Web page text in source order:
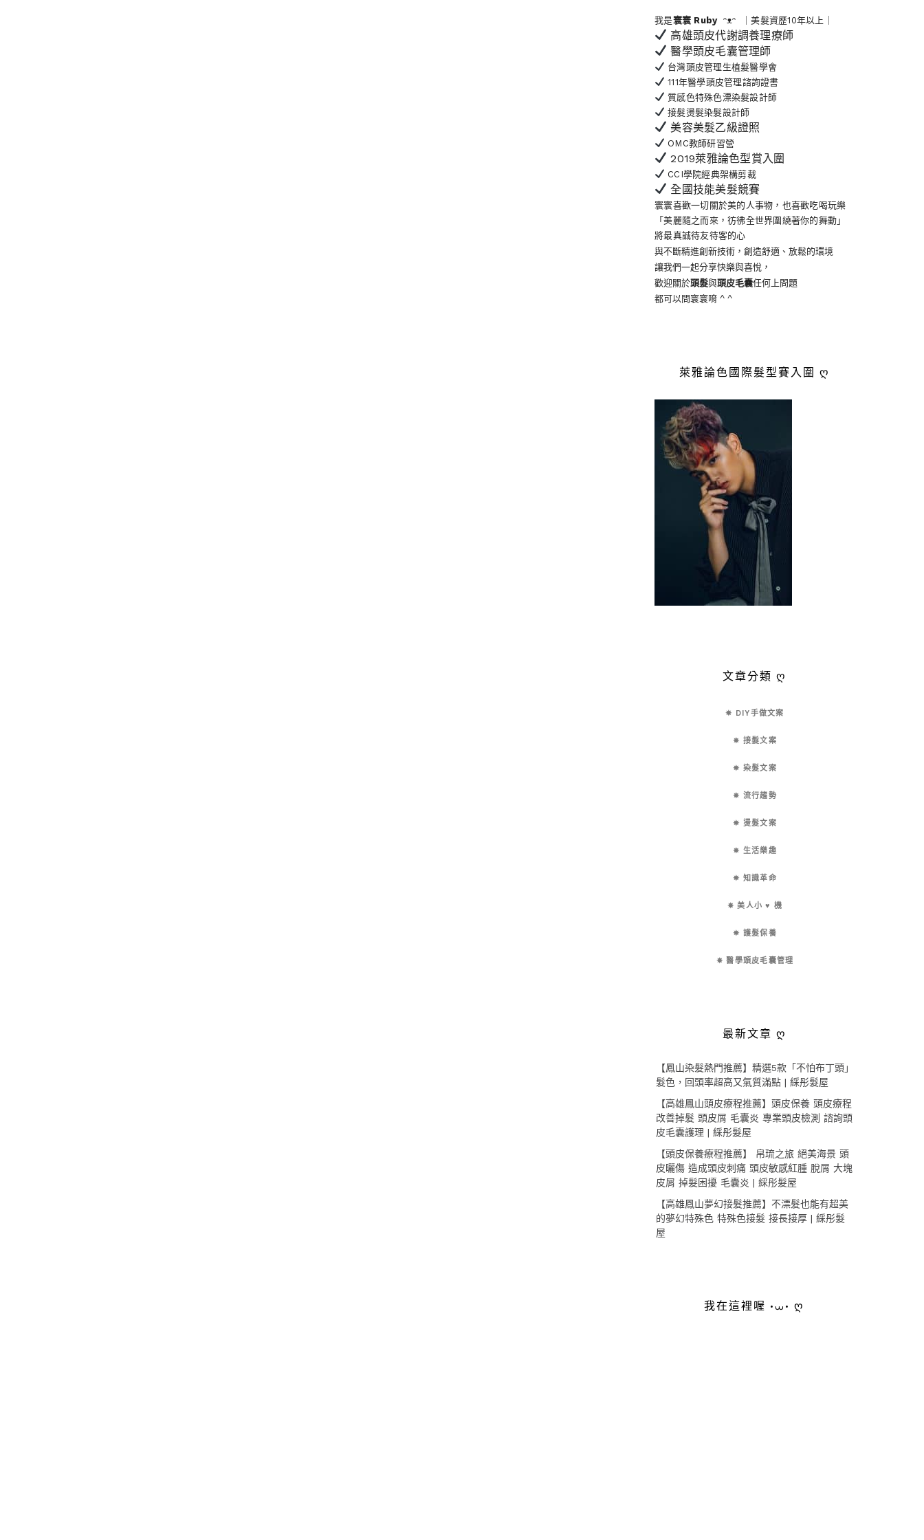
我是寰寰 Ruby ᵔᴥᵔ ｜美髮資歷10年以上｜
高雄頭皮代謝調養理療師
醫學頭皮毛囊管理師
台灣頭皮管理生植髮醫學會
111年醫學頭皮管理諮詢證書
質感色特殊色漂染髮設計師
接髮燙髮染髮設計師
美容美髮乙級證照
OMC教師研習營
2019萊雅論色型賞入圍
CCI學院經典架構剪裁
全國技能美髮競賽
寰寰喜歡一切關於美的人事物 ，也喜歡吃喝玩樂
「美麗隨之而來，彷彿全世界圍繞著你的舞動」
將最真誠待友待客的心
與不斷精進創新技術，創造舒適、放鬆的環境
讓我們一起分享快樂與喜悅，
歡迎關於頭髮與頭皮毛囊任何上問題
都可以問寰寰唷 ^ ^
萊雅論色國際髮型賽入圍 ღ
文章分類 ღ
✵ DIY手做文案
✵ 接髮文案
✵ 染髮文案
✵ 流行趨勢
✵ 燙髮文案
✵ 生活樂趣
✵ 知識革命
✵ 美人小 ♥ 機
✵ 護髮保養
✵ 醫學頭皮毛囊管理
最新文章 ღ
【鳳山染髮熱門推薦】精選5款「不怕布丁頭」
髮色，回頭率超高又氣質滿點 | 綵彤髮屋
【高雄鳳山頭皮療程推薦】頭皮保養 頭皮療程
改善掉髮 頭皮屑 毛囊炎 專業頭皮檢測 諮詢頭
皮毛囊護理 | 綵彤髮屋
【頭皮保養療程推薦】 帛琉之旅 絕美海景 頭
皮曬傷 造成頭皮刺痛 頭皮敏感紅腫 脫屑 大塊
皮屑 掉髮困擾 毛囊炎 | 綵彤髮屋
【高雄鳳山夢幻接髮推薦】不漂髮也能有超美
的夢幻特殊色 特殊色接髮 接長接厚 | 綵彤髮
屋
我在這裡喔 •⩊• ღ